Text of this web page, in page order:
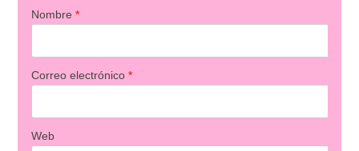
Nombre *
Correo electrónico *
Web